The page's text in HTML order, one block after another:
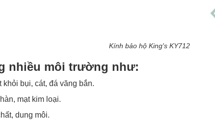
Kính bảo hộ King's KY712
nhiều môi trường như:
khỏi bụi, cát, đá văng bắn.
mạt kim loại.
dung môi.